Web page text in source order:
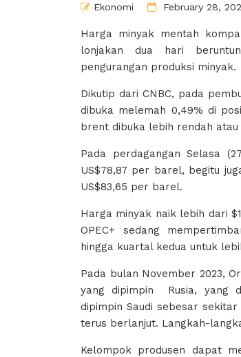
Ekonomi February 28,
Harga minyak mentah
lonjakan dua hari
pengurangan produksi minyak.
Dikutip dari CNBC, pada
dibuka melemah 0,49% di
brent dibuka lebih rendah atau
Pada perdagangan Selasa
US$78,87 per barel, begitu
US$83,65 per barel.
Harga minyak naik lebih dari
OPEC+ sedang
hingga kuartal kedua untuk
Pada bulan November 2023,
yang dipimpin Rusia, yang
dipimpin Saudi sebesar
terus berlanjut. Langkah-
Kelompok produsen dapat